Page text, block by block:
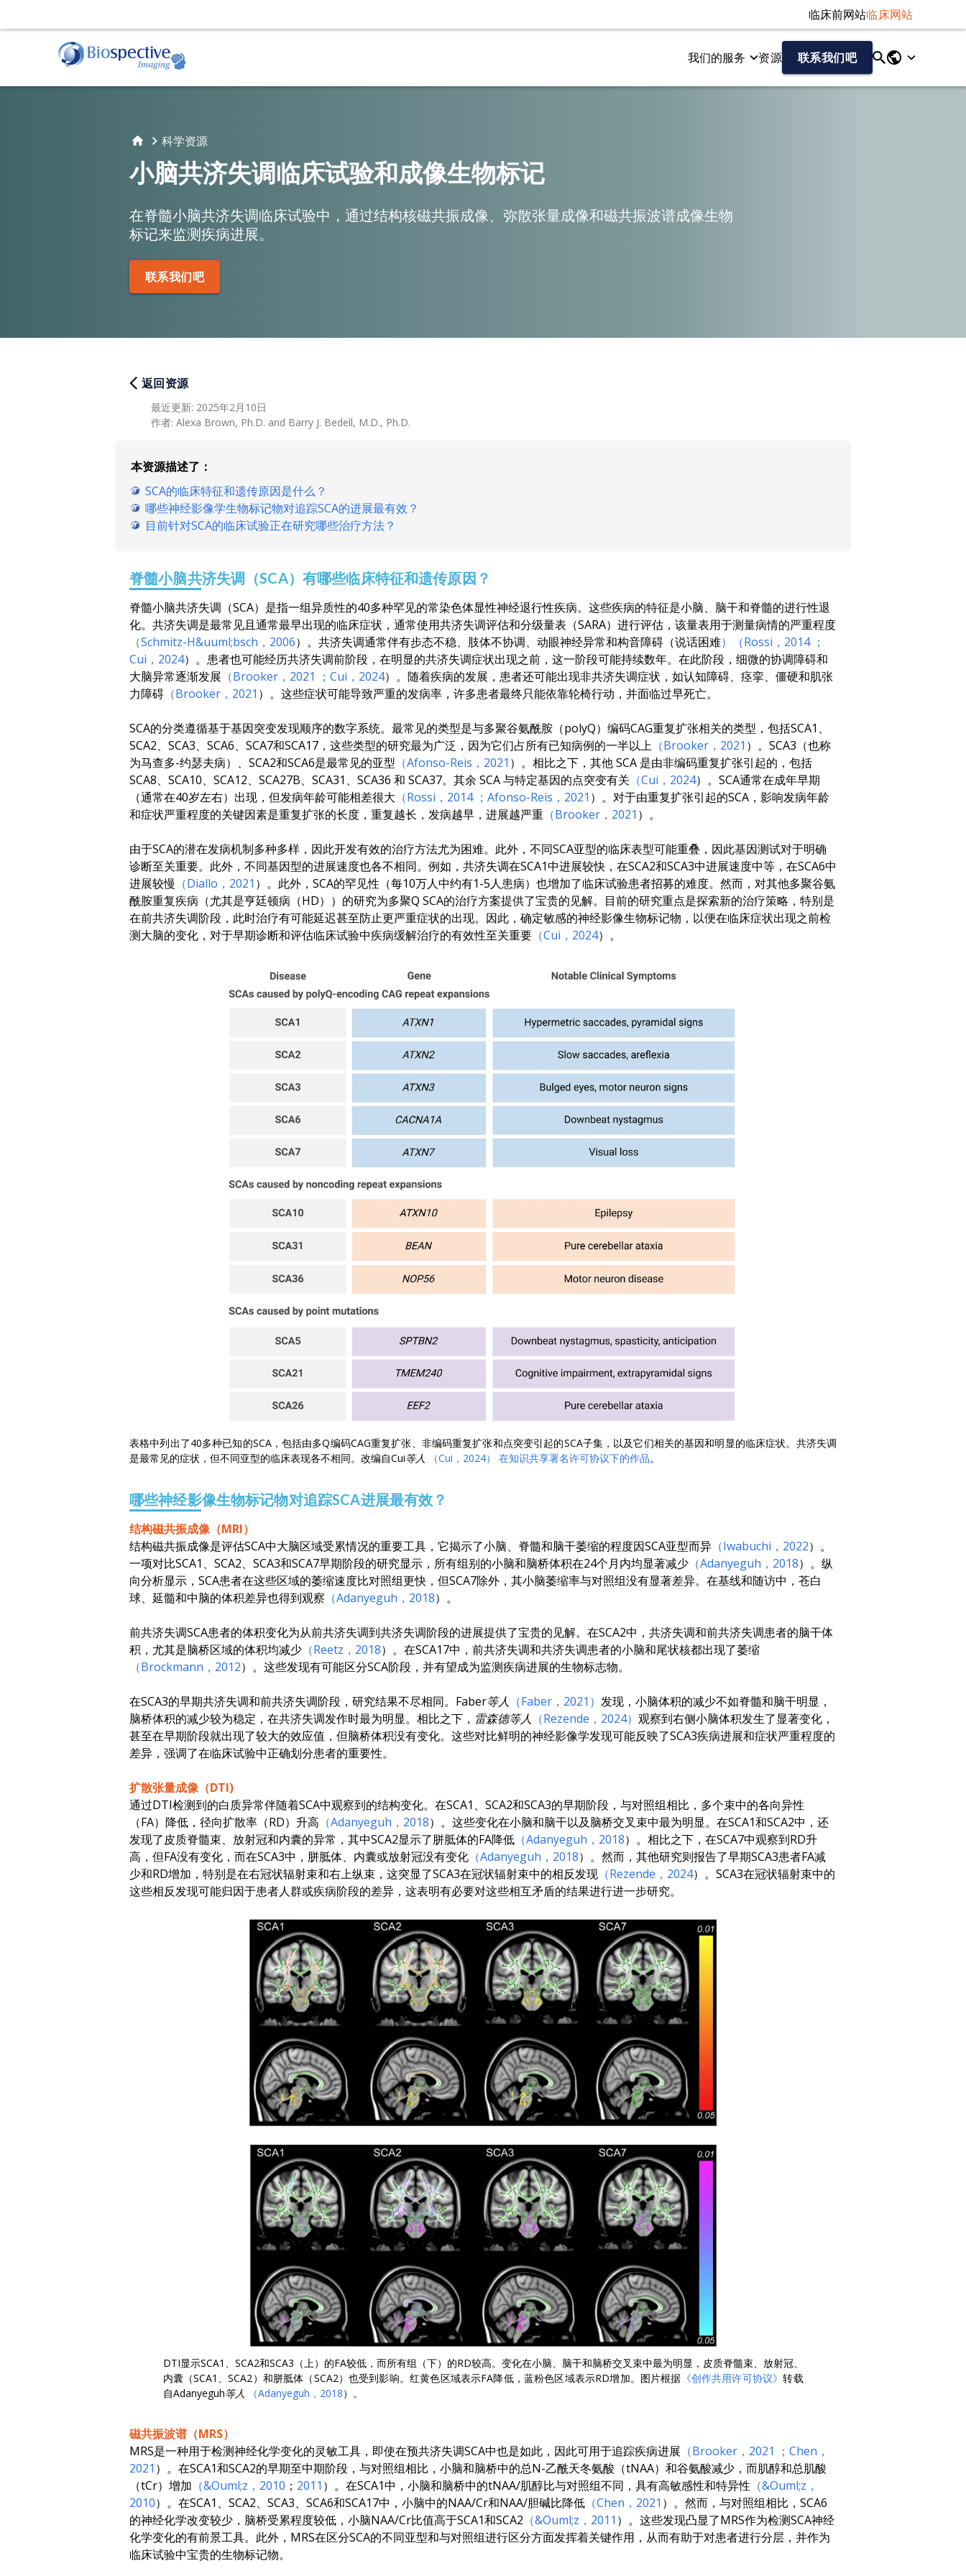
临床前网站临床网站
我们的服务
我们与一个由国际认证神经放射学家和核医学医师组成的网络合作 在临床试验中对核磁共振成像、正电子发射断层成像和单光子发射计算机断层成像图像进行集中解读。
资源 联系我们吧
科学资源
小脑共济失调临床试验和成像生物标记
在脊髓小脑共济失调临床试验中，通过结构核磁共振成像、弥散张量成像和磁共振波谱成像生物
标记来监测疾病进展。
联系我们吧
返回资源
最近更新: 2025年2月10日
作者: Alexa Brown, Ph.D. and Barry J. Bedell, M.D., Ph.D.
本资源描述了：
SCA的临床特征和遗传原因是什么？
哪些神经影像学生物标记物对追踪SCA的进展最有效？
目前针对SCA的临床试验正在研究哪些治疗方法？
脊髓小脑共济失调（SCA）有哪些临床特征和遗传原因？
脊髓小脑共济失调（SCA）是指一组异质性的40多种罕见的常染色体显性神经退行性疾病。这些疾病的特征是小脑、脑干和脊髓的进行性退
化。共济失调是最常见且通常最早出现的临床症状，通常使用共济失调评估和分级量表（SARA）进行评估，该量表用于测量病情的严重程度
（Schmitz-H&uuml;bsch，2006）。共济失调通常伴有步态不稳、肢体不协调、动眼神经异常和构音障碍（说话困难）（Rossi，2014 ；
Cui，2024）。患者也可能经历共济失调前阶段，在明显的共济失调症状出现之前，这一阶段可能持续数年。在此阶段，细微的协调障碍和
大脑异常逐渐发展 （Brooker，2021 ；Cui，2024）。随着疾病的发展，患者还可能出现非共济失调症状，如认知障碍、痉挛、僵硬和肌张
力障碍 （Brooker，2021 ）。这些症状可能导致严重的发病率，许多患者最终只能依靠轮椅行动，并面临过早死亡。
SCA的分类遵循基于基因突变发现顺序的数字系统。最常见的类型是与多聚谷氨酰胺（polyQ）编码CAG重复扩张相关的类型，包括SCA1、
SCA2、SCA3、SCA6、SCA7和SCA17，这些类型的研究最为广泛，因为它们占所有已知病例的一半以上 （Brooker，2021 ）。SCA3（也称
为马查多-约瑟夫病）、SCA2和SCA6是最常见的亚型 （Afonso-Reis，2021 ）。相比之下，其他 SCA 是由非编码重复扩张引起的，包括
SCA8、SCA10、SCA12、SCA27B、SCA31、SCA36 和 SCA37。其余 SCA 与特定基因的点突变有关 （Cui，2024）。SCA通常在成年早期
（通常在40岁左右）出现，但发病年龄可能相差很大 （Rossi，2014 ；Afonso-Reis，2021 ）。对于由重复扩张引起的SCA，影响发病年龄
和症状严重程度的关键因素是重复扩张的长度，重复越长，发病越早，进展越严重 （Brooker，2021 ）。
由于SCA的潜在发病机制多种多样，因此开发有效的治疗方法尤为困难。此外，不同SCA亚型的临床表型可能重叠，因此基因测试对于明确
诊断至关重要。此外，不同基因型的进展速度也各不相同。例如，共济失调在SCA1中进展较快，在SCA2和SCA3中进展速度中等，在SCA6中
进展较慢 （Diallo，2021 ）。此外，SCA的罕见性（每10万人中约有1-5人患病）也增加了临床试验患者招募的难度。然而，对其他多聚谷氨
酰胺重复疾病（尤其是亨廷顿病（HD））的研究为多聚Q SCA的治疗方案提供了宝贵的见解。目前的研究重点是探索新的治疗策略，特别是
在前共济失调阶段，此时治疗有可能延迟甚至防止更严重症状的出现。因此，确定敏感的神经影像生物标记物，以便在临床症状出现之前检
测大脑的变化，对于早期诊断和评估临床试验中疾病缓解治疗的有效性至关重要 （Cui，2024）。
表格中列出了40多种已知的SCA，包括由多Q编码CAG重复扩张、非编码重复扩张和点突变引起的SCA子集，以及它们相关的基因和明显的临床症状。共济失调
是最常见的症状，但不同亚型的临床表现各不相同。改编自Cui等人 （Cui，2024） 在知识共享署名许可协议下的作品。
哪些神经影像生物标记物对追踪SCA进展最有效？
结构磁共振成像（MRI）
结构磁共振成像是评估SCA中大脑区域受累情况的重要工具，它揭示了小脑、脊髓和脑干萎缩的程度因SCA亚型而异 （Iwabuchi，2022）。
一项对比SCA1、SCA2、SCA3和SCA7早期阶段的研究显示，所有组别的小脑和脑桥体积在24个月内均显著减少 （Adanyeguh，2018）。纵
向分析显示，SCA患者在这些区域的萎缩速度比对照组更快，但SCA7除外，其小脑萎缩率与对照组没有显著差异。在基线和随访中，苍白
球、延髓和中脑的体积差异也得到观察 （Adanyeguh，2018）。
前共济失调SCA患者的体积变化为从前共济失调到共济失调阶段的进展提供了宝贵的见解。在SCA2中，共济失调和前共济失调患者的脑干体
积，尤其是脑桥区域的体积均减少 （Reetz，2018）。在SCA17中，前共济失调和共济失调患者的小脑和尾状核都出现了萎缩
（Brockmann，2012）。这些发现有可能区分SCA阶段，并有望成为监测疾病进展的生物标志物。
在SCA3的早期共济失调和前共济失调阶段，研究结果不尽相同。Faber等人 （Faber，2021） 发现，小脑体积的减少不如脊髓和脑干明显，
脑桥体积的减少较为稳定，在共济失调发作时最为明显。相比之下， 雷森德等人 （Rezende，2024） 观察到右侧小脑体积发生了显著变化，
甚至在早期阶段就出现了较大的效应值，但脑桥体积没有变化。这些对比鲜明的神经影像学发现可能反映了SCA3疾病进展和症状严重程度的
差异，强调了在临床试验中正确划分患者的重要性。
扩散张量成像（DTI)
通过DTI检测到的白质异常伴随着SCA中观察到的结构变化。在SCA1、SCA2和SCA3的早期阶段，与对照组相比，多个束中的各向异性
（FA）降低，径向扩散率（RD）升高 （Adanyeguh，2018）。这些变化在小脑和脑干以及脑桥交叉束中最为明显。在SCA1和SCA2中，还
发现了皮质脊髓束、放射冠和内囊的异常，其中SCA2显示了胼胝体的FA降低 （Adanyeguh，2018）。相比之下，在SCA7中观察到RD升
高，但FA没有变化，而在SCA3中，胼胝体、内囊或放射冠没有变化 （Adanyeguh，2018）。然而，其他研究则报告了早期SCA3患者FA减
少和RD增加，特别是在右冠状辐射束和右上纵束，这突显了SCA3在冠状辐射束中的相反发现 （Rezende，2024）。SCA3在冠状辐射束中的
这些相反发现可能归因于患者人群或疾病阶段的差异，这表明有必要对这些相互矛盾的结果进行进一步研究。
DTI显示SCA1、SCA2和SCA3（上）的FA较低，而所有组（下）的RD较高。变化在小脑、脑干和脑桥交叉束中最为明显，皮质脊髓束、放射冠、
内囊（SCA1、SCA2）和胼胝体（SCA2）也受到影响。红黄色区域表示FA降低，蓝粉色区域表示RD增加。图片根据 《创作共用许可协议》转载
自Adanyeguh等人 （Adanyeguh，2018）。
磁共振波谱（MRS）
MRS是一种用于检测神经化学变化的灵敏工具，即使在预共济失调SCA中也是如此，因此可用于追踪疾病进展 （Brooker，2021
；Chen，
2021 ）。在SCA1和SCA2的早期至中期阶段，与对照组相比，小脑和脑桥中的总N-乙酰天冬氨酸（tNAA）和谷氨酸减少，而肌醇和总肌酸
（tCr）增加 （&Ouml;z，2010 ； 2011 ）。在SCA1中，小脑和脑桥中的tNAA/肌醇比与对照组不同，具有高敏感性和特异性 （&Ouml;z，
2010）。在SCA1、SCA2、SCA3、SCA6和SCA17中，小脑中的NAA/Cr和NAA/胆碱比降低 （Chen，2021 ）。然而，与对照组相比，SCA6
的神经化学改变较少，脑桥受累程度较低，小脑NAA/Cr比值高于SCA1和SCA2 （&Ouml;z，2011 ）。这些发现凸显了MRS作为检测SCA神经
化学变化的有前景工具。此外，MRS在区分SCA的不同亚型和与对照组进行区分方面发挥着关键作用，从而有助于对患者进行分层，并作为
临床试验中宝贵的生物标记物。